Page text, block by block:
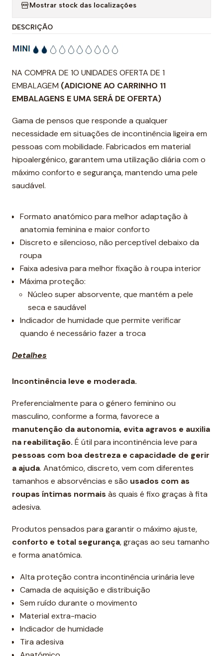
Mostrar stock das localizações
DESCRIÇÃO
NA COMPRA DE 1O UNIDADES OFERTA DE 1
EMBALAGEM (ADICIONE AO CARRINHO 11
EMBALAGENS E UMA SERÁ DE OFERTA)
Gama de pensos que responde a qualquer
necessidade em situações de incontinência ligeira em
pessoas com mobilidade. Fabricados em material
hipoalergénico, garantem uma utilização diária com o
máximo conforto e segurança, mantendo uma pele
saudável.
Formato anatómico para melhor adaptação à
anatomia feminina e maior conforto
Discreto e silencioso, não perceptível debaixo da
roupa
Faixa adesiva para melhor fixação à roupa interior
Máxima proteção:
Núcleo super absorvente, que mantém a pele
seca e saudável
Indicador de humidade que permite verificar
quando é necessário fazer a troca
Detalhes
Incontinência leve e moderada.
Preferencialmente para o género feminino ou
masculino, conforme a forma, favorece a
manutenção da autonomia, evita agravos e auxilia
na reabilitação. É útil para incontinência leve para
pessoas com boa destreza e capacidade de gerir
a ajuda. Anatómico, discreto, vem com diferentes
tamanhos e absorvências e são usados ​​com as
roupas íntimas normais às quais é fixo graças à fita
adesiva.
Produtos pensados ​​para garantir o máximo ajuste,
conforto e total segurança, graças ao seu tamanho
e forma anatómica.
Alta proteção contra incontinência urinária leve
Camada de aquisição e distribuição
Sem ruído durante o movimento
Material extra-macio
Indicador de humidade
Tira adesiva